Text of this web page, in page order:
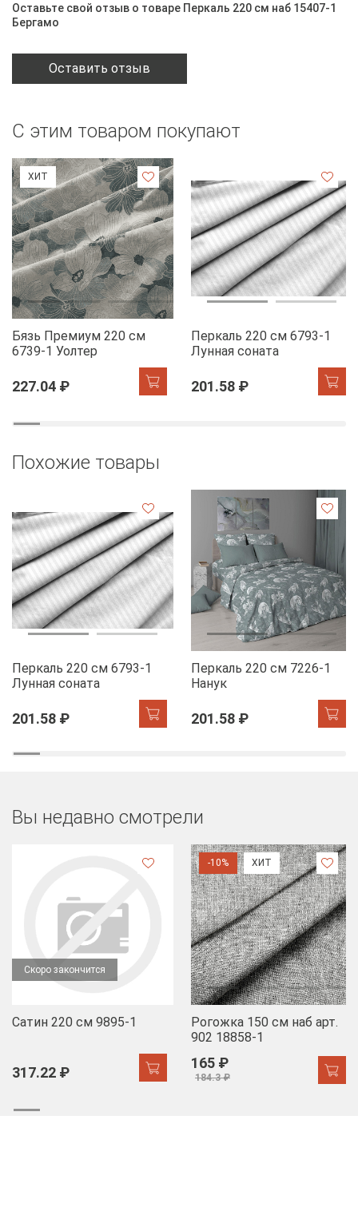
Оставьте свой отзыв о товаре Перкаль 220 см наб 15407-1
Бергамо
Оставить отзыв
С этим товаром покупают
ХИТ
Бязь Премиум 220 см
6739-1 Уолтер
227.04 ₽
Перкаль 220 см 6793-1
Лунная соната
201.58 ₽
Похожие товары
Перкаль 220 см 6793-1
Лунная соната
201.58 ₽
Перкаль 220 см 7226-1
Нанук
201.58 ₽
Вы недавно смотрели
Скоро закончится
Сатин 220 см 9895-1
317.22 ₽
-10% ХИТ
Рогожка 150 см наб арт.
902 18858-1
165 ₽
184.3 ₽